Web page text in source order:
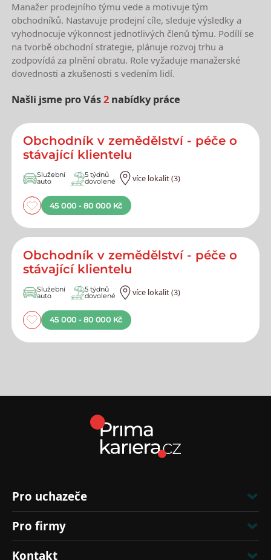
Manažer prodejního týmu vede a motivuje tým
obchodníků. Nastavuje prodejní cíle, sleduje výsledky a
vyhodnocuje výkonnost jednotlivých členů týmu. Podílí se
na tvorbě obchodní strategie, plánuje rozvoj trhu a
zodpovídá za plnění obratu. Role vyžaduje manažerské
dovednosti a zkušenosti s vedením lidí.
Našli jsme pro Vás2 nabídky práce
Nejnovější nabídky práce
Obchodník v zemědělství - péče o
stávající klientelu
Služební
auto
5 týdnů
dovolené více lokalit (3)
45 000 - 80 000 Kč
Obchodník v zemědělství - péče o
stávající klientelu
Služební
auto
5 týdnů
dovolené více lokalit (3)
45 000 - 80 000 Kč
Pro uchazeče
Pro firmy
Kontakt